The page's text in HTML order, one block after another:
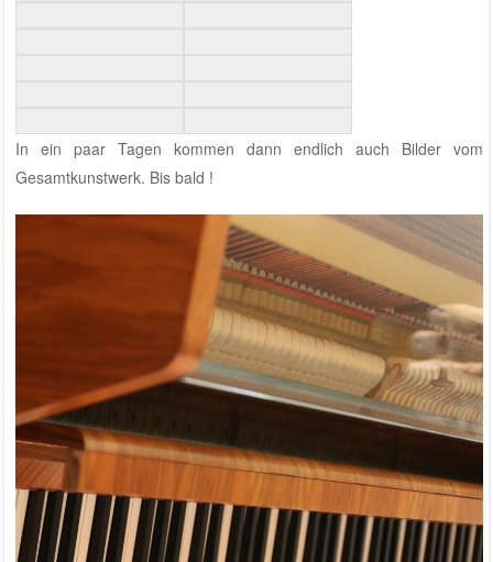
In ein paar Tagen kommen dann endlich auch Bilder vom
Gesamtkunstwerk. Bis bald !